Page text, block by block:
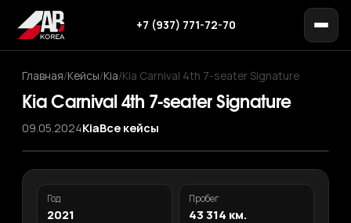
+7 (937) 771-72-70
Главная/Кейсы/Kia/Kia Carnival 4th 7-seater Signature
Kia Carnival 4th 7-seater Signature
09.05.2024KiaВсе кейсы
Год
2021
Пробег
43 314 км.